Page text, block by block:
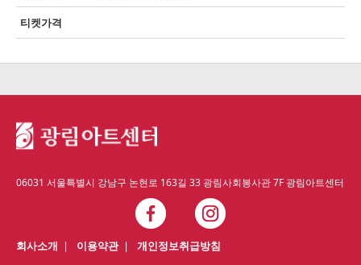
티켓가격
06031 서울특별시 강남구 논현로 163길 33 광림사회봉사관 7F 광림아트센터
회사소개 | 이용약관 | 개인정보취급방침